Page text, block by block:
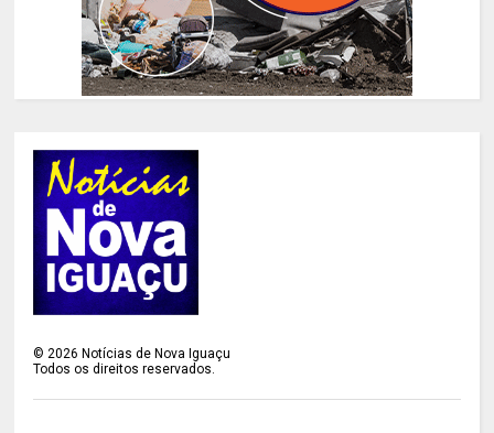
©2026 Notícias de Nova Iguaçu
Todos os direitos reservados.